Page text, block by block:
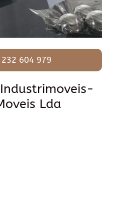
604 979
Lda